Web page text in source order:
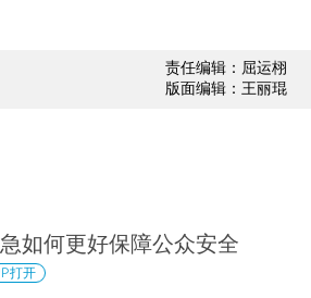
责任编辑：屈运栩
版面编辑：王丽琨
如何更好保障公众安全
打开